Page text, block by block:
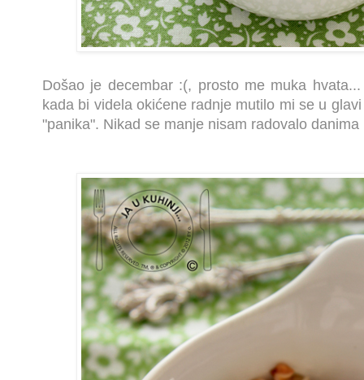
Došao je decembar :(, prosto me muka
kada bi videla okićene radnje mutilo mi se u
"panika". Nikad se manje nisam radovalo